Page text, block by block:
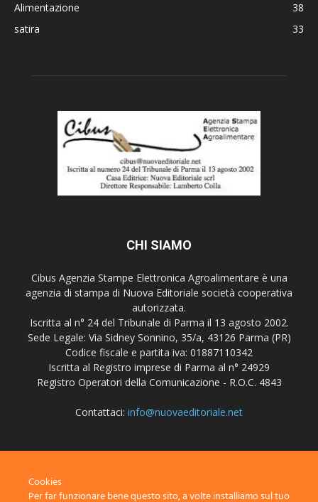
Alimentazione
38
satira
33
CHI SIAMO
Cibus Agenzia Stampe Elettronica Agroalimentare è una
agenzia di stampa di Nuova Editoriale società cooperativa
autorizzata.
Iscritta al n° 24 del Tribunale di Parma il 13 agosto 2002.
Sede Legale: Via Sidney Sonnino, 35/a, 43126 Parma (PR)
Codice fiscale e partita iva: 01887110342
Iscritta al Registro imprese di Parma al n° 24929
Registro Operatori della Comunicazione - R.O.C. 4843
Contattaci: info@nuovaeditoriale.net
Cookies
Per far funzionare bene questo sito, a volte installiamo sul tuo